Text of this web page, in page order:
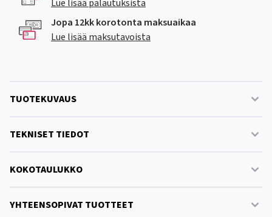
Lue lisää palautuksista
Jopa 12kk korotonta maksuaikaa
Lue lisää maksutavoista
TUOTEKUVAUS
TEKNISET TIEDOT
KOKOTAULUKKO
YHTEENSOPIVAT TUOTTEET